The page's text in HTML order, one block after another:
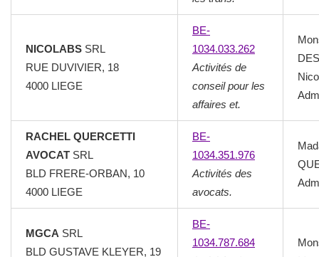
NICOLABS SRL
RUE DUVIVIER, 18
4000 LIEGE
BE-
1034.033.262
Activités de
conseil pour les
affaires et.
RACHEL QUERCETTI
AVOCAT SRL
BLD FRERE-ORBAN, 10
4000 LIEGE
BE-
1034.351.976
Activités des
avocats.
MGCA SRL
BLD GUSTAVE KLEYER, 19
BE-
1034.787.684